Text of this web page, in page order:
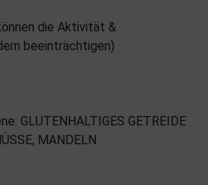
die Aktivität &
beeinträchtigen)
GLUTENHALTIGES GETREIDE
MANDELN